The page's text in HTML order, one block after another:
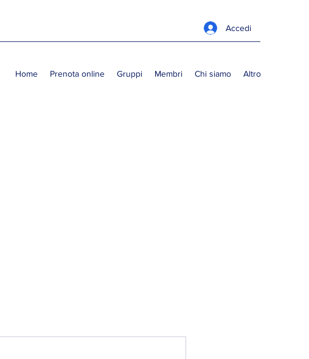
Accedi
Home Prenota online Gruppi Membri Chi siamo Altro